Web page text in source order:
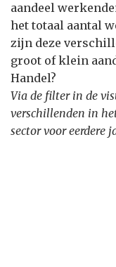
aandeel
het totaal aantal
zijn deze
groot of klein
Handel?
Via de filter in de
verschillenden in
sector voor eerdere